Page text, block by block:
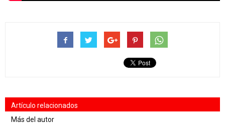
Artículo relacionados
Más del autor